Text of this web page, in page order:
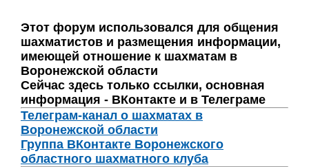
Этот форум использовался для общения
шахматистов и размещения информации,
имеющей отношение к шахматам в
Воронежской области
Сейчас здесь только ссылки, основная
информация - ВКонтакте и в Телеграме
Телеграм-канал о шахматах в
Воронежской области
Группа ВКонтакте Воронежского
областного шахматного клуба